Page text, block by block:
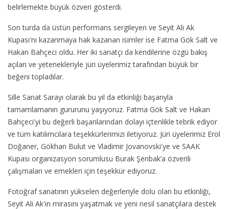
belirlemekte büyük özveri gösterdi.
Son turda da üstün performans sergileyen ve Seyit Ali Ak
Kupası'nı kazanmaya hak kazanan isimler ise Fatma Gök Salt ve
Hakan Bahçeci oldu. Her iki sanatçı da kendilerine özgü bakış
açıları ve yetenekleriyle jüri üyelerimiz tarafından büyük bir
beğeni topladılar.
Sille Sanat Sarayı olarak bu yıl da etkinliği başarıyla
tamamlamanın gururunu yaşıyoruz. Fatma Gök Salt ve Hakan
Bahçeci'yi bu değerli başarılarından dolayı içtenlikle tebrik ediyor
ve tüm katılımcılara teşekkürlerimizi iletiyoruz. Jüri üyelerimiz Erol
Doğaner, Gökhan Bulut ve Vladimir Jovanovski'ye ve SAAK
Kupası organizasyon sorumlusu Burak Şenbak’a özverili
çalışmaları ve emekleri için teşekkür ediyoruz.
Fotoğraf sanatının yükselen değerleriyle dolu olan bu etkinliği,
Seyit Ali Ak'ın mirasını yaşatmak ve yeni nesil sanatçılara destek